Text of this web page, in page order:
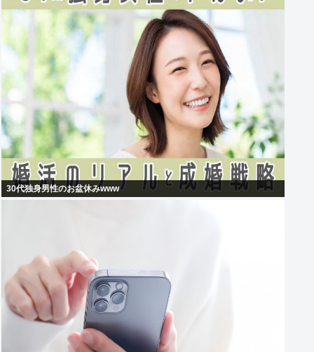
30代独身男性のお盆休みwww